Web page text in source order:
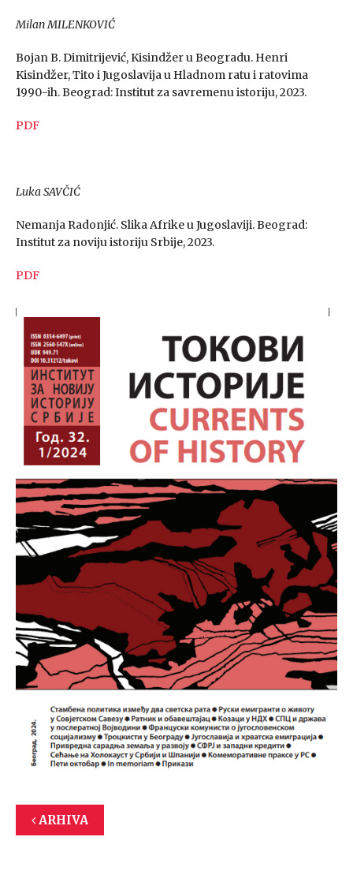
Milan MILENKOVIĆ
Bojan B. Dimitrijević, Kisindžer u Beogradu. Henri
Kisindžer, Tito i Jugoslavija u Hladnom ratu i ratovima
1990-ih. Beograd: Institut za savremenu istoriju, 2023.
PDF
Luka SAVČIĆ
Nemanja Radonjić. Slika Afrike u Jugoslaviji. Beograd:
Institut za noviju istoriju Srbije, 2023.
PDF
ARHIVA